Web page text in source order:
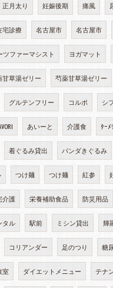
正月太り 妊娠後期 痛風
宅診療 名古屋市 名古屋市
ツファーマシスト ヨガマット
甘草湯ゼリー 芍薬甘草湯ゼリー
グルテンフリー コルポ シ
あいーと 介護食 ﾀｰﾒ
着ぐるみ貸出 パンダきぐるみ
つけ麺 つけ麺 紅参
介護 栄養補助食品 防災用品
タル 駅前 ミシン貸出 輝
コリアンダー 足のつり 糖
室 ダイエットメニュー テナ